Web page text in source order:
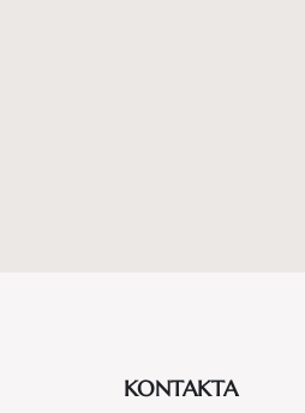
KONTAKTA